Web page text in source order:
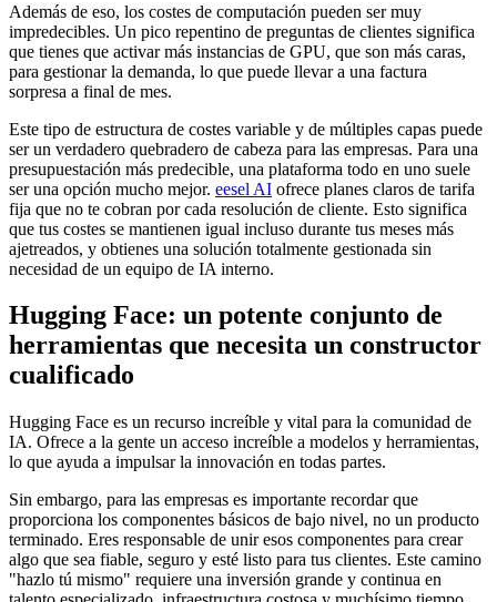
Además de eso, los costes de computación pueden ser muy
impredecibles. Un pico repentino de preguntas de clientes significa
que tienes que activar más instancias de GPU, que son más caras,
para gestionar la demanda, lo que puede llevar a una factura
sorpresa a final de mes.
Este tipo de estructura de costes variable y de múltiples capas puede
ser un verdadero quebradero de cabeza para las empresas. Para una
presupuestación más predecible, una plataforma todo en uno suele
ser una opción mucho mejor. eesel AI ofrece planes claros de tarifa
fija que no te cobran por cada resolución de cliente. Esto significa
que tus costes se mantienen igual incluso durante tus meses más
ajetreados, y obtienes una solución totalmente gestionada sin
necesidad de un equipo de IA interno.
Hugging Face: un potente conjunto de
herramientas que necesita un constructor
cualificado
Hugging Face es un recurso increíble y vital para la comunidad de
IA. Ofrece a la gente un acceso increíble a modelos y herramientas,
lo que ayuda a impulsar la innovación en todas partes.
Sin embargo, para las empresas es importante recordar que
proporciona los componentes básicos de bajo nivel, no un producto
terminado. Eres responsable de unir esos componentes para crear
algo que sea fiable, seguro y esté listo para tus clientes. Este camino
"hazlo tú mismo" requiere una inversión grande y continua en